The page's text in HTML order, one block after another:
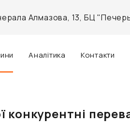
Алмазова, 13, БЦ
Аналітика Контакти